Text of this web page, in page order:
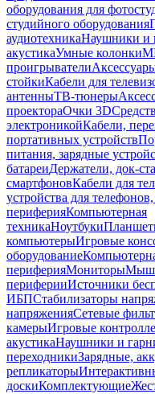
оборудования для
студийного оборудования
аудиотехникаНаушники и
акустикаУмные колонки
проигрыватели
стойкиКабели для
антенныТВ-тюнеры
проектораОчки 3D
электроникойКабели,
портативных устройств
питания, зарядные
батареиДержатели, док-
смартфоновКабели для
устройства для
периферияКомпьютерная
техникаНоутбуки
компьютерыИгровые
оборудование
периферияМониторы
периферииИсточники
ИБПСтабилизаторы
напряженияСетевые
камерыИгровые
акустикаНаушники и
переходникиЗарядные,
репликаторы
доскиКомплектующие